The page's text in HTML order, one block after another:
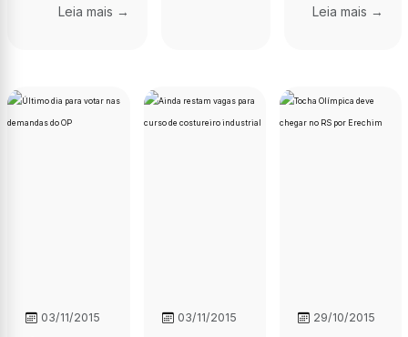
Leia mais → Leia mais →
03/11/2015 03/11/2015 29/10/2015